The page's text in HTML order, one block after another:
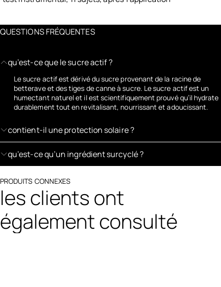
QUESTIONS FRÉQUENTES
qu’est-ce que le sucre actif ?
Le sucre actif est dérivé du sucre provenant de la racine de
betterave et des tiges de canne à sucre. Le sucre actif est un
humectant naturel et il est scientifiquement prouvé qu’il hydrate
durablement tout en revitalisant, nourrissant et adoucissant.
contient-il une protection solaire ?
qu’est-ce qu’un ingrédient surcyclé ?
PRODUITS CONNEXES
les clients ont
également consulté